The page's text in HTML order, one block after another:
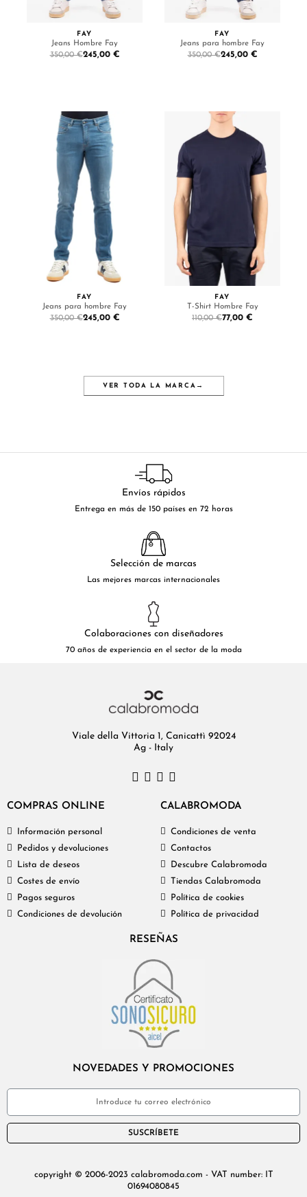
FAY
Jeans Hombre Fay
350,00 €245,00 €
FAY
Jeans para hombre Fay
350,00 €245,00 €
FAY
Jeans para hombre Fay
350,00 €245,00 €
FAY
T-Shirt Hombre Fay
110,00 €77,00 €
VER TODA LA MARCA →
Envíos rápidos
Entrega en más de 150 países en 72 horas
Selección de marcas
Las mejores marcas internacionales
Colaboraciones con diseñadores
70 años de experiencia en el sector de la moda
Viale della Vittoria 1, Canicattì 92024
Ag - Italy
COMPRAS ONLINE
Información personal
Pedidos y devoluciones
Lista de deseos
Costes de envío
Pagos seguros
Condiciones de devolución
CALABROMODA
Condiciones de venta
Contactos
Descubre Calabromoda
Tiendas Calabromoda
Política de cookies
Política de privacidad
RESEÑAS
NOVEDADES Y PROMOCIONES
SUSCRÍBETE
copyright © 2006-2023 calabromoda.com - VAT number: IT
01694080845